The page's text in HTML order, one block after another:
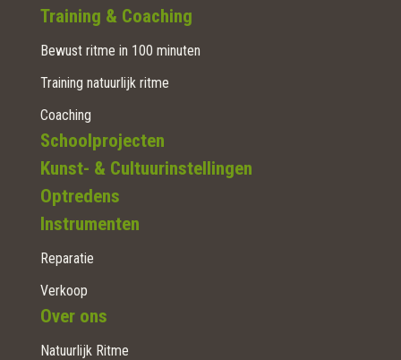
Training & Coaching
Bewust ritme in 100 minuten
Training natuurlijk ritme
Coaching
Schoolprojecten
Kunst- & Cultuurinstellingen
Optredens
Instrumenten
Reparatie
Verkoop
Over ons
Natuurlijk Ritme